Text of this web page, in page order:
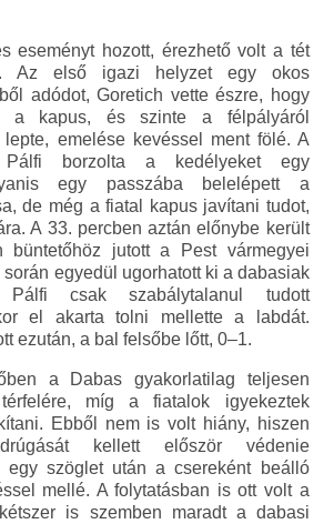
eseményt hozott, érezhető volt a tét
Az első igazi helyzet egy okos
adódot, Goretich vette észre, hogy
a kapus, és szinte a félpályáról
emelése kevéssel ment fölé. A
borzolta a kedélyeket egy
egy passzába belelépett a
de még a fiatal kapus javítani tudot,
A 33. percben aztán előnybe került
büntetőhöz jutott a Pest vármegyei
egyedül ugorhatott ki a dabasiak
csak szabálytalanul tudott
el akarta tolni mellette a labdát.
ezután, a bal felsőbe lőtt, 0–1.
a Dabas gyakorlatilag teljesen
míg a fiatalok igyekeztek
Ebből nem is volt hiány, hiszen
kellett először védenie
egy szöglet után a csereként beálló
mellé. A folytatásban is ott volt a
is szemben maradt a dabasi